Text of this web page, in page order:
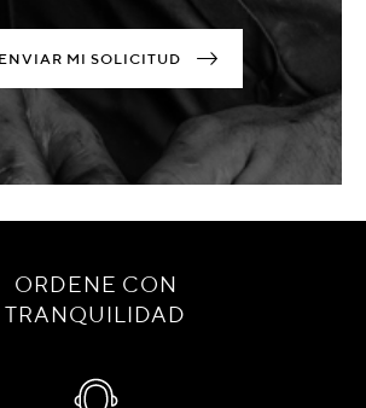
ENVIAR MI SOLICITUD
ORDENE CON
TRANQUILIDAD